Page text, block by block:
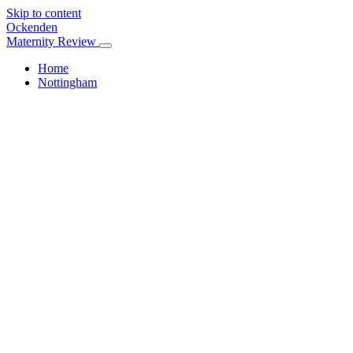
Skip to content
Ockenden
Maternity Review
Home
Nottingham